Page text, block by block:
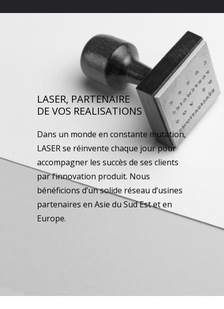
LASER, PARTENAIRE
DE VOS REALISATIONS
Dans un monde en constante mutation,
LASER se réinvente chaque jour pour
accompagner les succès de ses clients
par l’innovation produit. Nous
bénéficions d’un solide réseau d’usines
partenaires en Asie du Sud Est et en
Europe.